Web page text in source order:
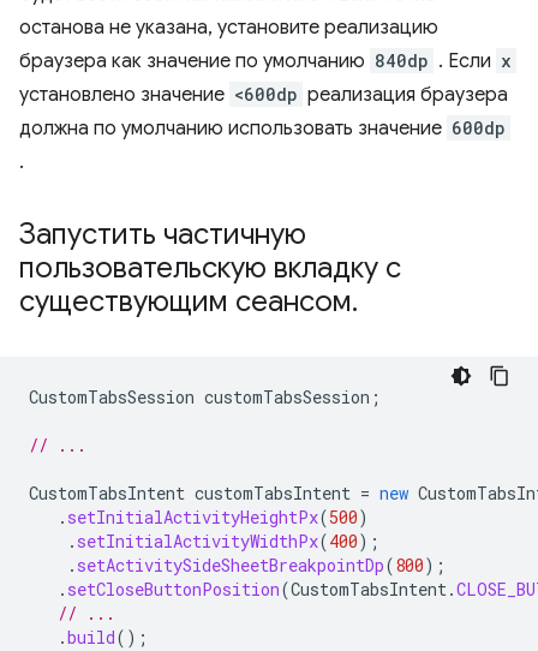
останова не указана, установите реализацию
браузера как значение по умолчанию 840dp . Если x
установлено значение <600dp реализация браузера
должна по умолчанию использовать значение 600dp
.
Запустить частичную
пользовательскую вкладку с
существующим сеансом.
CustomTabsSession customTabsSession ;
// ...
CustomTabsIntent customTabsIntent = new
. setInitialActivityHeightPx(500)
. setInitialActivityWidthPx(400);
. setActivitySideSheetBreakpointDp(800);
. setCloseButtonPosition(CustomTabsIntent.
// ...
.build();